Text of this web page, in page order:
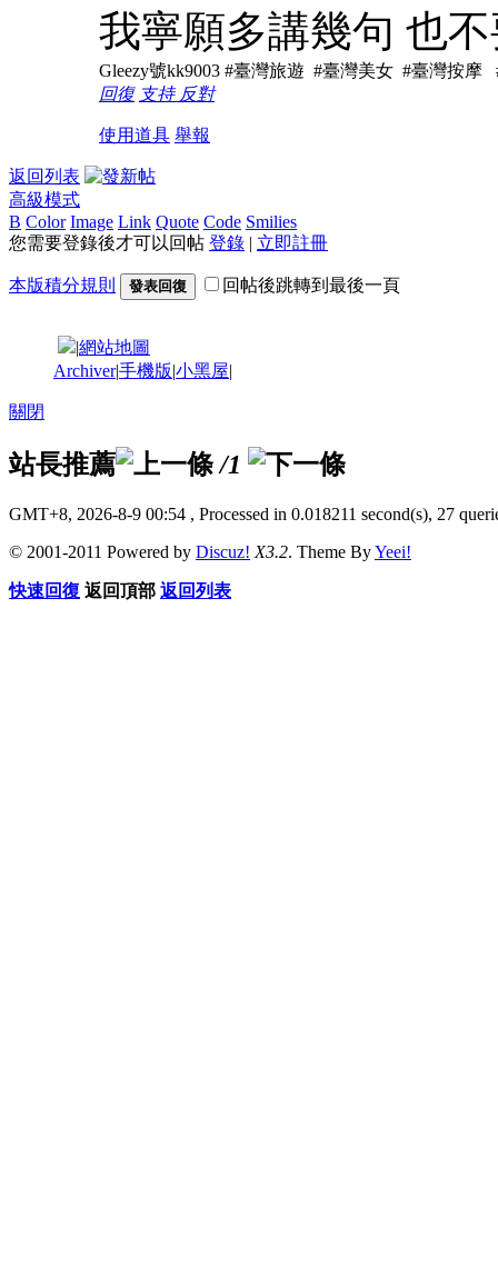
我寧願多講幾句 也
Gleezy號kk9003 #臺灣旅遊 #臺灣美女 #臺灣按
回復 支持 反對
使用道具 舉報
返回列表
高級模式
B Color Image Link Quote Code Smilies
您需要登錄後才可以回帖 登錄 | 立即註冊
本版積分規則 發表回復 回帖後跳轉到最後一頁
|網站地圖
Archiver|手機版|小黑屋|
關閉
站長推薦 /1
GMT+8, 2026-8-9 00:54 , Processed in 0.018211 second(s), 27
© 2001-2011 Powered by Discuz! X3.2. Theme ByYeei!
快速回復 返回頂部 返回列表